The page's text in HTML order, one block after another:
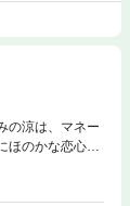
の涼は、マネー
のかな恋心を
読みになれま